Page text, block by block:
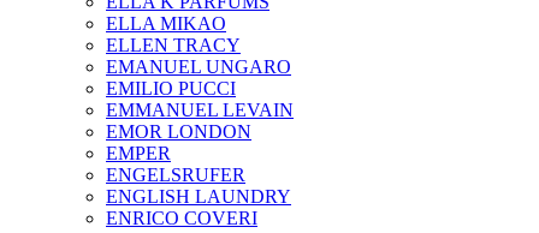
ELLA MIKAO
ELLEN TRACY
EMANUEL UNGARO
EMILIO PUCCI
EMMANUEL LEVAIN
EMOR LONDON
EMPER
ENGELSRUFER
ENGLISH LAUNDRY
ENRICO COVERI